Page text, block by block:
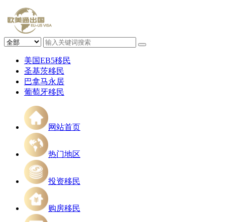
美国EB5移民
圣基茨移民
巴拿马永居
葡萄牙移民
网站首页
热门地区
投资移民
购房移民